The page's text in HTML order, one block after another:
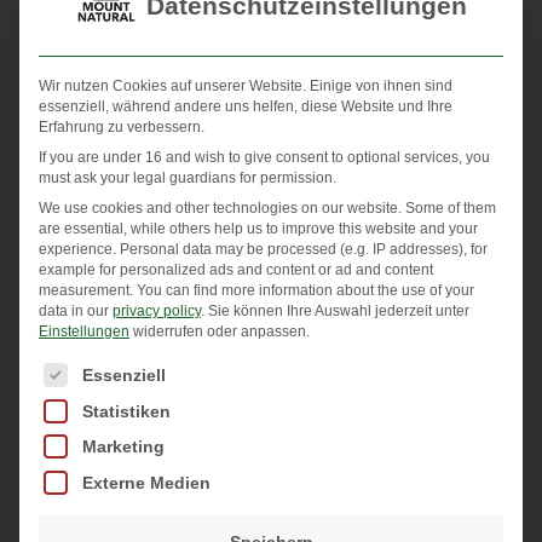
Premium Omega 3 Krill-Öl mit C
holin & Astaxanthin
Datenschutzeinstellungen
Wir nutzen Cookies auf unserer Website. Einige von ihnen sind
essenziell, während andere uns helfen, diese Website und Ihre
Erfahrung zu verbessern.
If you are under 16 and wish to give consent to optional services, you
must ask your legal guardians for permission.
We use cookies and other technologies on our website. Some of them
are essential, while others help us to improve this website and your
experience. Personal data may be processed (e.g. IP addresses), for
example for personalized ads and content or ad and content
measurement. You can find more information about the use of your
data in our privacy policy. Sie können Ihre Auswahl jederzeit unter
Einstellungen widerrufen oder anpassen.
Es folgt eine Liste der Service-Gruppen, für die eine
Essenziell
Statistiken
Marketing
Externe Medien